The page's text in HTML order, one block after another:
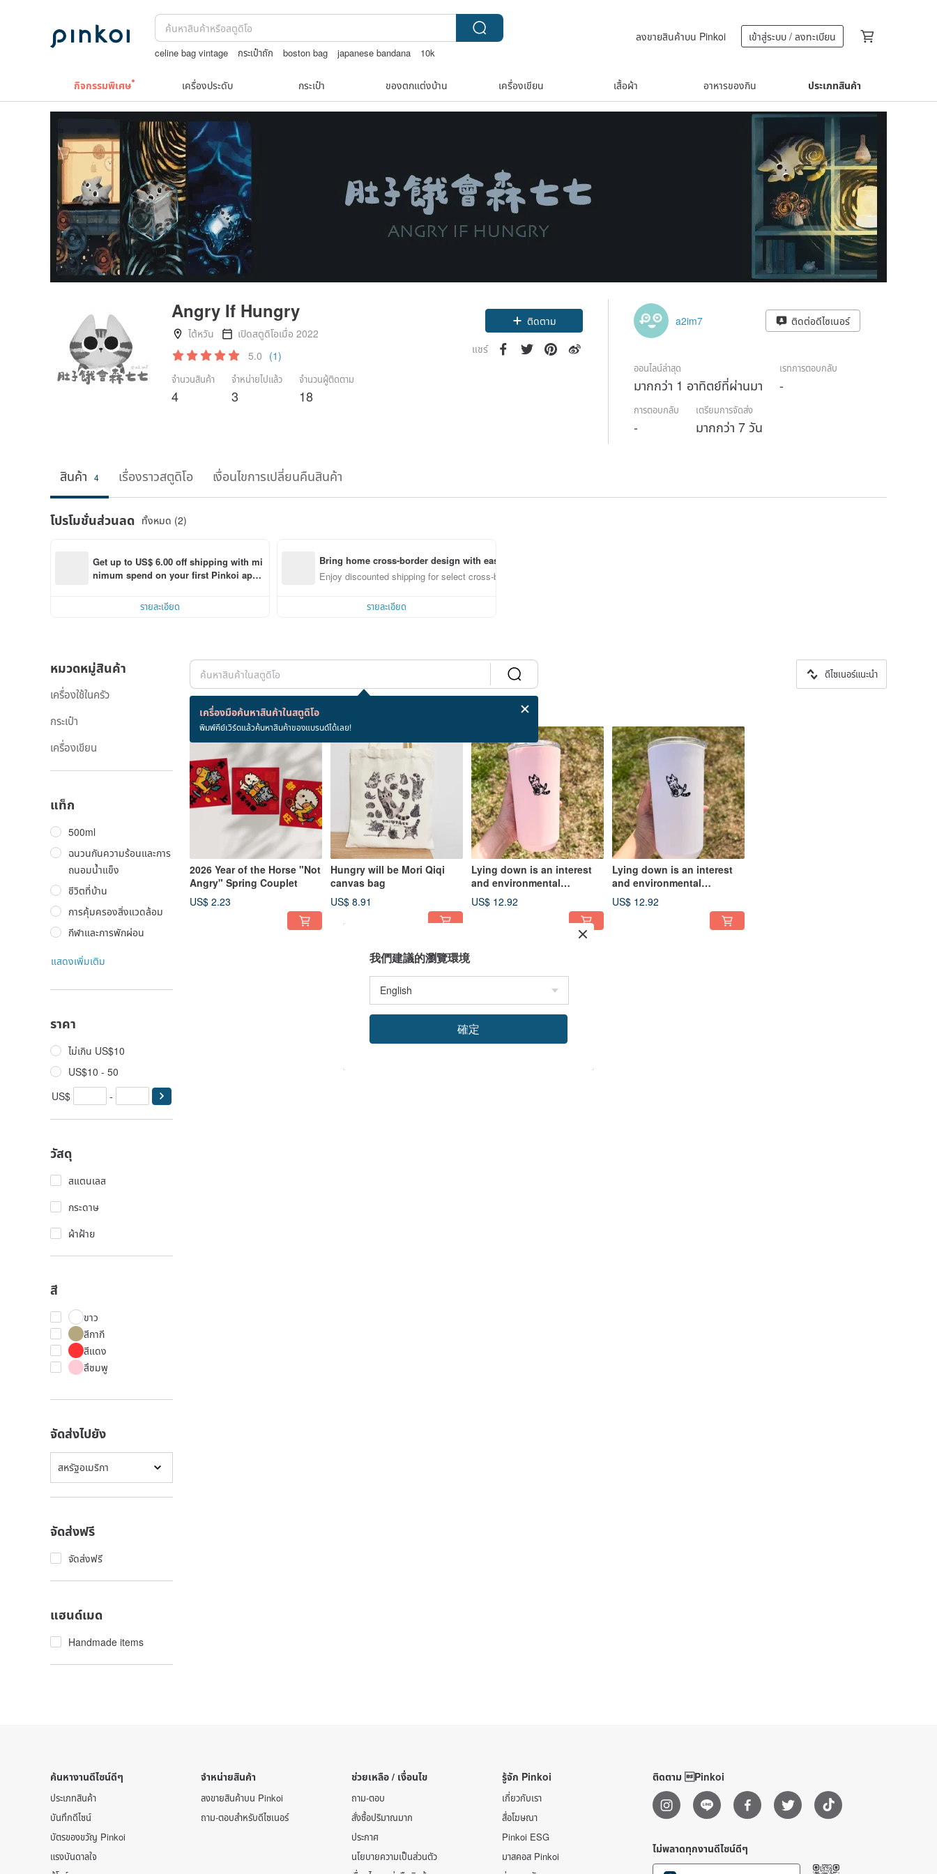
celine bag vintage กระเป๋าถัก boston bag japanese bandana
10k
ลงขายสินค้าบน Pinkoi เข้าสู่ระบบ / ลงทะเบียน
กิจกรรมพิเศษ เครื่องประดับ กระเป๋า ของตกแต่งบ้าน เครื่องเขียน เสื้อผ้า อาหารของกิน ประเภทสินค้า
Angry If Hungry
ไต้หวัน
เปิดสตูดิโอเมื่อ 2022
5.0 (1)
จำนวนสินค้า
4
จำหน่ายไปแล้ว
3
จำนวนผู้ติดตาม
18
ติดตาม
แชร์
a2im7 ติดต่อดีไซเนอร์
ออนไลน์ล่าสุด
มากกว่า 1 อาทิตย์ที่ผ่านมา
เรทการตอบกลับ
-
การตอบกลับ
-
เตรียมการจัดส่ง
มากกว่า 7 วัน
สินค้า 4 เรื่องราวสตูดิโอ เงื่อนไขการเปลี่ยนคืนสินค้า
โปรโมชั่นส่วนลด ทั้งหมด (2)
Get up to US$ 6.00 off shipping with mi
nimum spend on your first Pinkoi app
รายละเอียด
Bring home cross-border design with ease
Enjoy discounted shipping for select cross-border items
รายละเอียด
หมวดหมู่สินค้า
เครื่องใช้ในครัว
กระเป๋า
เครื่องเขียน
แท็ก
500ml
ฉนวนกันความร้อนและการ
ถนอมน้ำแข็ง
ชีวิตที่บ้าน
การคุ้มครองสิ่งแวดล้อม
กีฬาและการพักผ่อน
แสดงเพิ่มเติม
ราคา
ไม่เกิน US$10
US$10 - 50
US$
-
วัสดุ
สแตนเลส
กระดาษ
ผ้าฝ้าย
สี
ขาว
สีกากี
สีแดง
สึชมพู
จัดส่งไปยัง
สหรัฐอเมริกา
จัดส่งฟรี
จัดส่งฟรี
แฮนด์เมด
Handmade items
เครื่องมือค้นหาสินค้าในสตูดิโอ
พิมพ์คีย์เวิร์ดแล้วค้นหาสินค้าของแบรนด์ได้เลย!
ดีไซเนอร์แนะนำ
สินค้า 4 ชิ้น
2026 Year of the Horse "Not
Angry" Spring Couplet
US$ 2.23
Hungry will be Mori Qiqi
canvas bag
US$ 8.91
Lying down is an interest
and environmental
protection accompanying
cup
US$ 12.92
Lying down is an interest
and environmental
protection accompanying
cup
US$ 12.92
ค้นหางานดีไซน์ดีๆ
ประเภทสินค้า
บันทึกดีไซน์
บัตรของขวัญ Pinkoi
แรงบันดาลใจ
จำหน่ายสินค้า
ลงขายสินค้าบน Pinkoi
ถาม-ตอบสำหรับดีไซเนอร์
ช่วยเหลือ / เงื่อนไข
ถาม-ตอบ
สั่งซื้อปริมาณมาก
ประกาศ
นโยบายความเป็นส่วนตัว
รู้จัก Pinkoi
เกี่ยวกับเรา
สื่อโฆษณา
Pinkoi ESG
มาสคอส Pinkoi
ติดตาม Pinkoi
ไม่พลาดทุกงานดีไซน์ดีๆ
我們建議的瀏覽環境
確定